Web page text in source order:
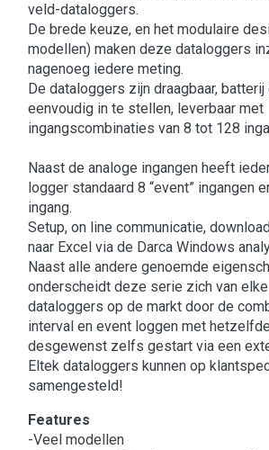
veld-dataloggers.
De brede keuze, en het modulaire
modellen) maken deze dataloggers
nagenoeg iedere meting.
De dataloggers zijn draagbaar,
eenvoudig in te stellen, leverbaar met
ingangscombinaties van 8 tot 128
Naast de analoge ingangen heeft
logger standaard 8 “event” ingangen
ingang.
Setup, on line communicatie,
naar Excel via de Darca Windows
Naast alle andere genoemde
onderscheidt deze serie zich van
dataloggers op de markt door de
interval en event loggen met
desgewenst zelfs gestart via een
Eltek dataloggers kunnen op
samengesteld!
Features
-Veel modellen